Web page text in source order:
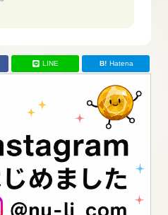
LINE Hatena